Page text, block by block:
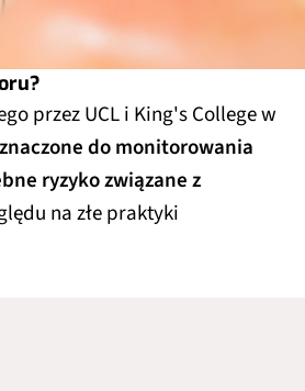
przez UCL i King's College w
do monitorowania
ryzyko związane z
na złe praktyki